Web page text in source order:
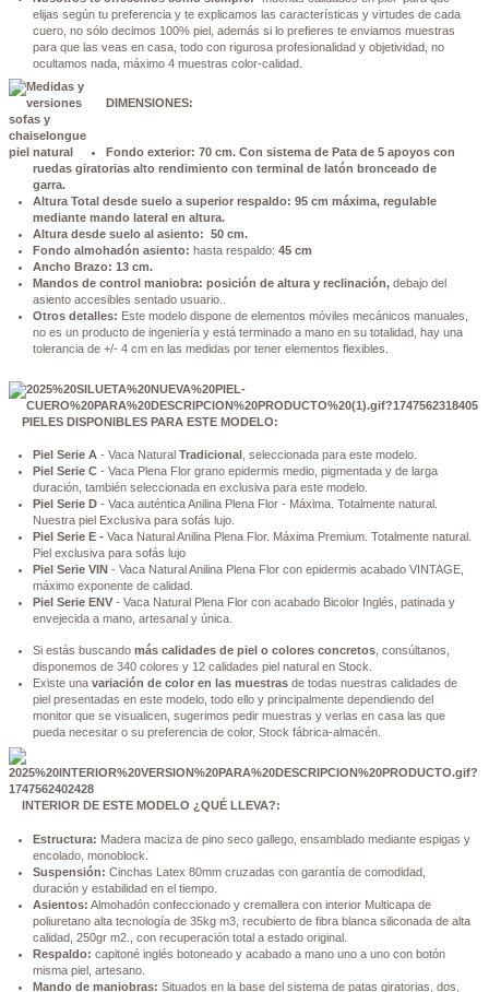
elijas según tu preferencia y te explicamos las características y virtudes de cada
cuero, no sólo decimos 100% piel, además si lo prefieres te enviamos muestras
para que las veas en casa, todo con rigurosa profesionalidad y objetividad, no
ocultamos nada, máximo 4 muestras color-calidad.
DIMENSIONES:
Fondo exterior: 70 cm. Con sistema de Pata de 5 apoyos con
ruedas giratorias alto rendimiento con terminal de latón bronceado de
garra.
Altura Total desde suelo a superior respaldo: 95 cm máxima, regulable
mediante mando lateral en altura.
Altura desde suelo al asiento: 50 cm.
Fondo almohadón asiento: hasta respaldo:45 cm
Ancho Brazo: 13 cm.
Mandos de control maniobra: posición de altura y reclinación,debajo del
asiento accesibles sentado usuario..
Otros detalles: Este modelo dispone de elementos móviles mecánicos manuales,
no es un producto de ingeniería y está terminado a mano en su totalidad, hay una
tolerancia de +/- 4 cm en las medidas por tener elementos flexibles.
PIELES DISPONIBLES PARA ESTE MODELO:
Piel Serie A - Vaca NaturalTradicional , seleccionada para este modelo.
Piel Serie C - Vaca Plena Flor grano epidermis medio, pigmentada y de larga
duración, también seleccionada en exclusiva para este modelo.
Piel Serie D - Vaca auténtica Anilina Plena Flor - Máxima. Totalmente natural.
Nuestra piel Exclusiva para sofás lujo.
Piel Serie E -Vaca Natural Anilina Plena Flor. Máxima Premium. Totalmente natural.
Piel exclusiva para sofás lujo
Piel Serie VIN- Vaca Natural Anilina Plena Flor con epidermis acabado VINTAGE,
máximo exponente de calidad.
Piel Serie ENV - Vaca Natural Plena Flor con acabado Bicolor Inglés, patinada y
envejecida a mano, artesanal y única.
Si estás buscandomás calidades de piel o colores concretos , consúltanos,
disponemos de 340 colores y 12 calidades piel natural en Stock.
Existe unavariación de color en las muestras de todas nuestras calidades de
piel presentadas en este modelo, todo ello y principalmente dependiendo del
monitor que se visualicen, sugerimos pedir muestras y verlas en casa las que
pueda necesitar o su preferencia de color, Stock fábrica-almacén.
INTERIOR DE ESTE MODELO ¿QUÉ LLEVA?:
Estructura: Madera maciza de pino seco gallego, ensamblado mediante espigas y
encolado, monoblock.
Suspensión: Cinchas Latex 80mm cruzadas con garantía de comodidad,
duración y estabilidad en el tiempo.
Asientos: Almohadón confeccionado y cremallera con interior Multicapa de
poliuretano alta tecnología de 35kg m3, recubierto de fibra blanca siliconada de alta
calidad, 250gr m2., con recuperación total a estado original.
Respaldo:capitoné inglés botoneado y acabado a mano uno a uno con botón
misma piel, artesano.
Mando de maniobras: Situados en la base del sistema de patas giratorias, dos,